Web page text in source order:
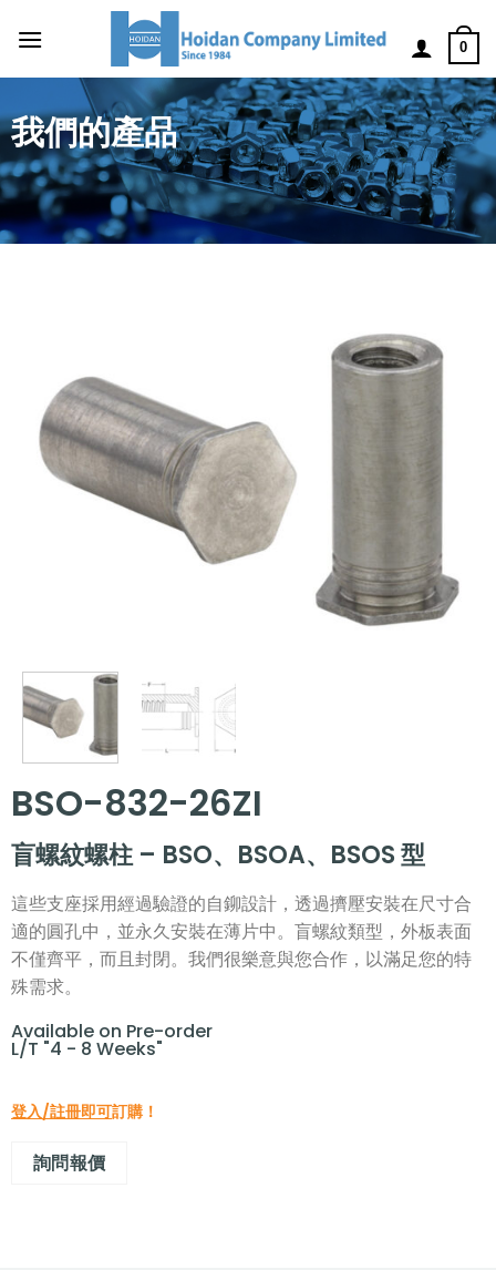
0
我們的產品
BSO-832-26ZI
盲螺紋螺柱 – BSO、BSOA、BSOS 型
這些支座採用經過驗證的自鉚設計，透過擠壓安裝在尺寸合
適的圓孔中，並永久安裝在薄片中。盲螺紋類型，外板表面
不僅齊平，而且封閉。我們很樂意與您合作，以滿足您的特
殊需求。
Available on Pre-order
L/T "4 - 8 Weeks"
登入/註冊即可訂購！
詢問報價